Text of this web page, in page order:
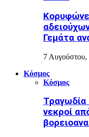
Γεμάτα
7 Αυγούστου,
Κόσμος
Κόσμος
Τραγωδία
νεκροί